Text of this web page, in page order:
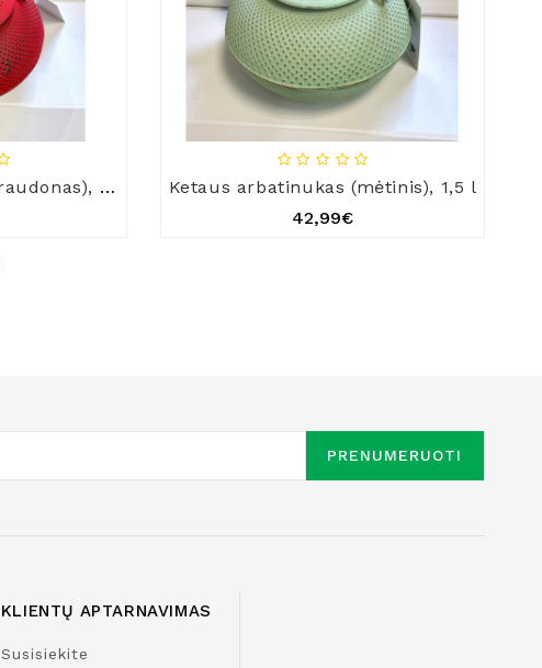
Ketaus arbatinukas (raudonas), 1,5 l
Ketaus arbatinukas (mėtinis), 1,5 l
42,99€
PRENUMERUOTI
KLIENTŲ APTARNAVIMAS
Susisiekite